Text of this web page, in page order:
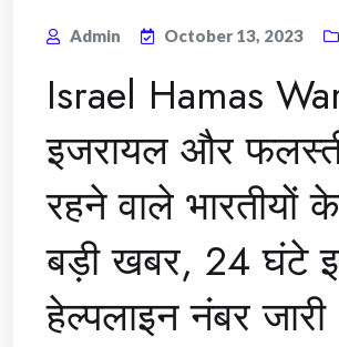
Admin October 13, 2023
Israel Hamas
इजरायल और
रहने वाले भारतीयों
बड़ी खबर, 24 घंटे
हेल्पलाइन नंबर जारी